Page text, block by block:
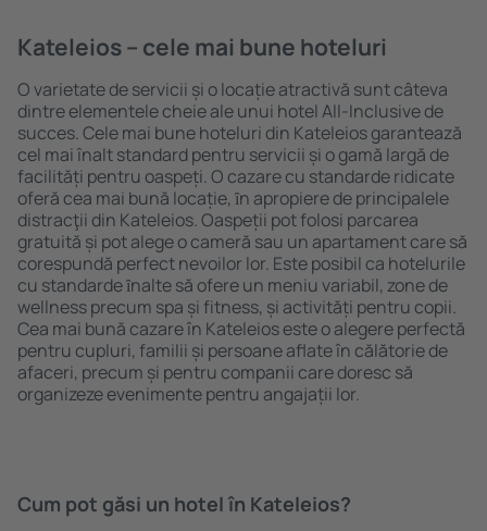
Kateleios – cele mai bune hoteluri
O varietate de servicii și o locație atractivă sunt câteva
dintre elementele cheie ale unui hotel All-Inclusive de
succes. Cele mai bune hoteluri din Kateleios garantează
cel mai înalt standard pentru servicii și o gamă largă de
facilități pentru oaspeți. O cazare cu standarde ridicate
oferă cea mai bună locație, ȋn apropiere de principalele
distracţii din Kateleios. Oaspeții pot folosi parcarea
gratuită și pot alege o cameră sau un apartament care să
corespundă perfect nevoilor lor. Este posibil ca hotelurile
cu standarde ȋnalte să ofere un meniu variabil, zone de
wellness precum spa și fitness, și activități pentru copii.
Cea mai bună cazare în Kateleios este o alegere perfectă
pentru cupluri, familii și persoane aflate în călătorie de
afaceri, precum și pentru companii care doresc să
organizeze evenimente pentru angajații lor.
Cum pot găsi un hotel în Kateleios?